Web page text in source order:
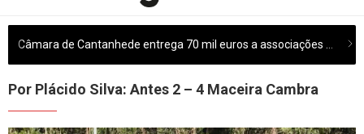
Por Plácido Silva: Antes 2 – 4 Maceira Cambra